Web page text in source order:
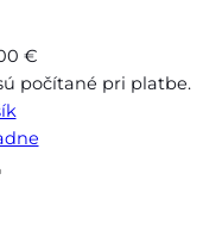
€
počítané pri platbe.